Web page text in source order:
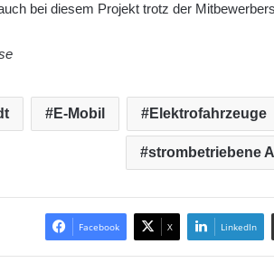
bei diesem Projekt trotz der
E-Mobil Elektrofahrzeuge
strombetriebene
Facebook X LinkedIn